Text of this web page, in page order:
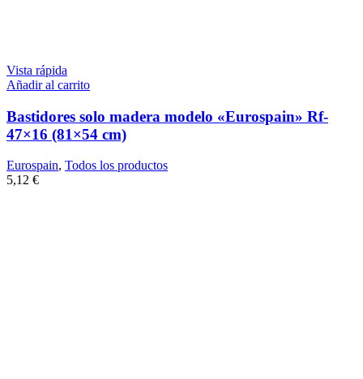
Vista rápida
Añadir al carrito
Bastidores solo madera modelo «Eurospain» Rf-
47×16 (81×54 cm)
Eurospain, Todos los productos
5,12 €